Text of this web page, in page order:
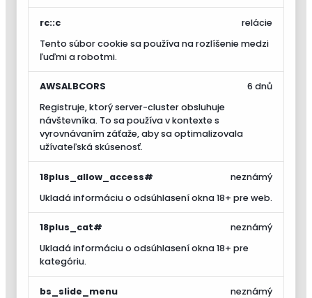
rc::c
Tento súbor cookie sa používa na rozlíšenie medzi
ľuďmi a robotmi.
relácie
AWSALBCORS
Registruje, ktorý server-cluster obsluhuje
návštevníka. To sa používa v kontexte s
vyrovnávaním záťaže, aby sa optimalizovala
užívateľská skúsenosť.
6 dnů
18plus_allow_access#
Ukladá informáciu o odsúhlasení okna 18+ pre web.
neznámý
18plus_cat#
Ukladá informáciu o odsúhlasení okna 18+ pre
kategóriu.
neznámý
bs_slide_menu neznámý